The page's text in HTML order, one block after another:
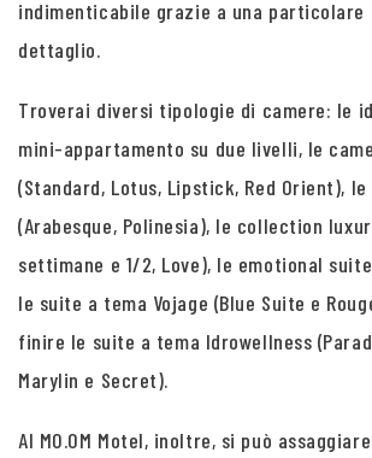
indimenticabile grazie a una particolare
dettaglio.
Troverai diversi tipologie di camere: le
mini-appartamento su due livelli, le
(Standard, Lotus, Lipstick, Red Orient),
(Arabesque, Polinesia), le collection
settimane e 1/2, Love), le emotional
le suite a tema Vojage (Blue Suite e
finire le suite a tema Idrowellness
Marylin e Secret).
Al MO.OM Motel, inoltre, si può